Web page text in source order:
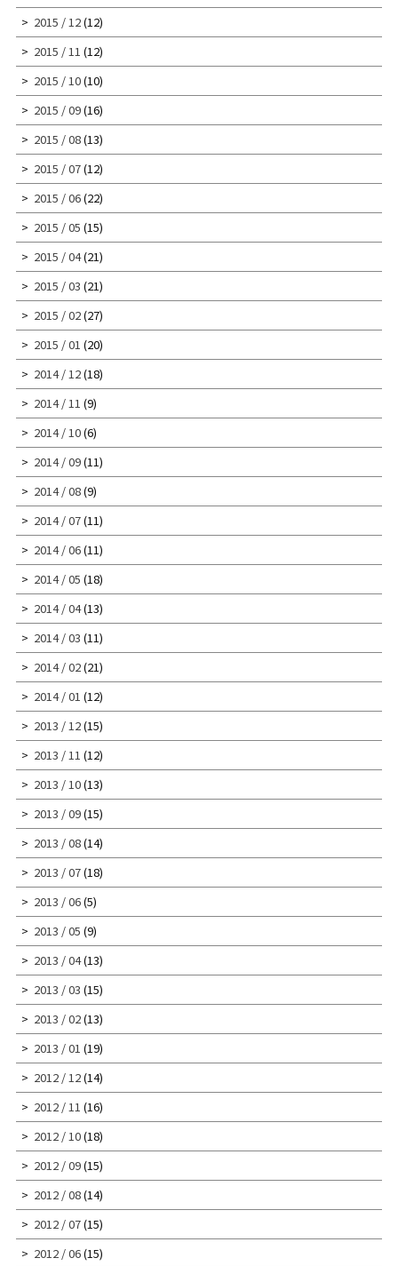
2015 / 12(12)
2015 / 11 (12)
2015 / 10(10)
2015 / 09(16)
2015 / 08(13)
2015 / 07(12)
2015 / 06(22)
2015 / 05 (15)
2015 / 04(21)
2015 / 03 (21)
2015 / 02(27)
2015 / 01 (20)
2014 / 12(18)
2014 / 11 (9)
2014 / 10(6)
2014 / 09(11)
2014 / 08(9)
2014 / 07(11)
2014 / 06(11)
2014 / 05 (18)
2014 / 04(13)
2014 / 03 (11)
2014 / 02(21)
2014 / 01 (12)
2013 / 12(15)
2013 / 11 (12)
2013 / 10(13)
2013 / 09(15)
2013 / 08(14)
2013 / 07(18)
2013 / 06(5)
2013 / 05 (9)
2013 / 04(13)
2013 / 03 (15)
2013 / 02(13)
2013 / 01 (19)
2012 / 12(14)
2012 / 11 (16)
2012 / 10(18)
2012 / 09(15)
2012 / 08(14)
2012 / 07(15)
2012 / 06(15)